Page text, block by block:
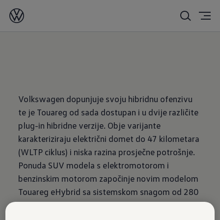
12/21/2020
Volkswagen dopunjuje svoju hibridnu ofenzivu
te je Touareg od sada dostupan i u dvije različite
plug-in hibridne verzije. Obje varijante
karakteriziraju električni domet do 47 kilometara
(WLTP ciklus) i niska razina prosječne potrošnje.
Ponuda SUV modela s elektromotorom i
benzinskim motorom započinje novim modelom
Touareg eHybrid sa sistemskom snagom od 280
kW (381 KS)1. Ova je verzija osmišljena za